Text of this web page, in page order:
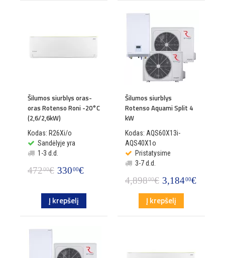
Šilumos siurblys oras-
oras Rotenso Roni -20°C
(2,6/2,6kW)
Kodas: R26Xi/o
Sandėlyje yra
1-3 d.d.
47200€ 33000€
Į krepšelį
Šilumos siurblys
Rotenso Aquami Split 4
kW
Kodas: AQS60X13i-
AQS40X1o
Pristatysime
3-7 d.d.
4,89800€ 3,18400€
Į krepšelį